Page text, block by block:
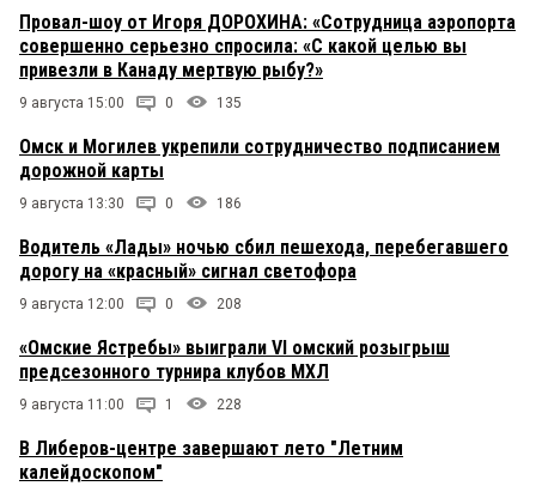
Провал-шоу от Игоря ДОРОХИНА: «Сотрудница аэропорта
совершенно серьезно спросила: «С какой целью вы
привезли в Канаду мертвую рыбу?»
9 августа 15:00 0 135
Омск и Могилев укрепили сотрудничество подписанием
дорожной карты
9 августа 13:30 0 186
Водитель «Лады» ночью сбил пешехода, перебегавшего
дорогу на «красный» сигнал светофора
9 августа 12:00 0 208
«Омские Ястребы» выиграли VI омский розыгрыш
предсезонного турнира клубов МХЛ
9 августа 11:00 1 228
В Либеров-центре завершают лето "Летним
калейдоскопом"